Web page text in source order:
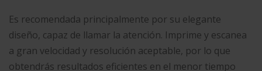
Es recomendada principalmente por su elegante
diseño, capaz de llamar la atención. Imprime y escanea
a gran velocidad y resolución aceptable, por lo que
obtendrás resultados eficientes en el menor tiempo